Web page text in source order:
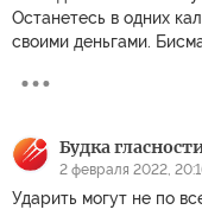
Останетесь в одних
своими деньгами.
Будка
2 февраля 2022,
Ударить могут не по